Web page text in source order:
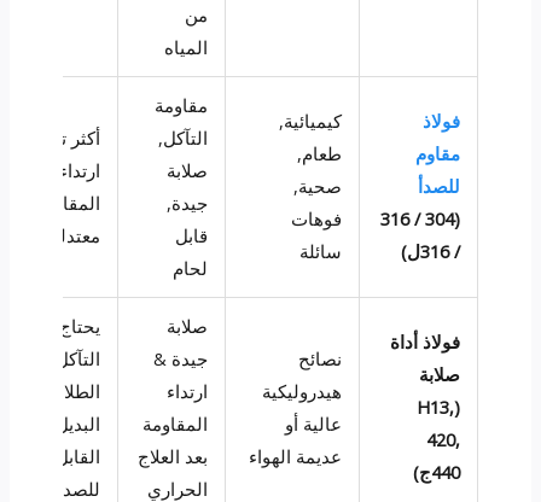
من
المياه
فولاذ
مقاوم
للصدأ
(304 / 316
/ 316ل)
كيميائية,
طعام,
صحية,
فوهات
سائلة
مقاومة
التآكل,
صلابة
جيدة,
قابل
لحام
أكثر تكلفة;
ارتداء
المقاومة
معتدلة
فولاذ أداة
صلابة
(H13,
420,
440ج)
نصائح
هيدروليكية
عالية أو
عديمة الهواء
صلابة
جيدة &
ارتداء
المقاومة
بعد العلاج
الحراري
يحتاج
التآكل إلى
الطلاء أو
البديل غير
القابل
للصدأ